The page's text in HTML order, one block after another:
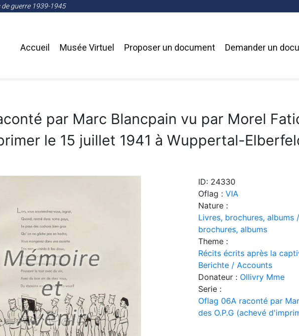
guerre 1939-1945
Accueil Musée Virtuel Proposer un document Demander un
par Marc Blancpain vu par Morel
le 15 juillet 1941 à Wuppertal-
ID: 24330
Oflag : VIA
Nature :
Livres, brochures, albums
brochures, albums
Theme :
Récits écrits après la
Berichte / Accounts
Donateur : Ollivry Mme
Serie :
Oflag 06A raconté par
des O.P.G (achevé